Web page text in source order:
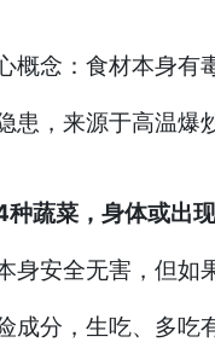
念：食材本身有毒
，来源于高温爆炒
蔬菜，身体或出
安全无害，但如果
分，生吃、多吃